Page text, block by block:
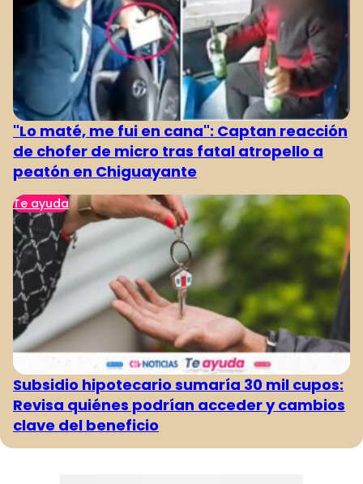
"Lo maté, me fui en cana": Captan reacción
de chofer de micro tras fatal atropello a
peatón en Chiguayante
Te ayuda
Subsidio hipotecario sumaría 30 mil cupos:
Revisa quiénes podrían acceder y cambios
clave del beneficio